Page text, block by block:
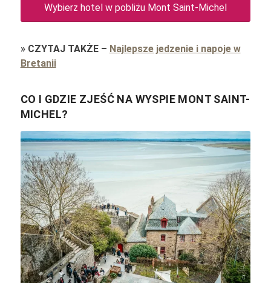
Wybierz hotel w pobliżu Mont Saint-Michel
» CZYTAJ TAKŻE– Najlepsze jedzenie i napoje w
Bretanii
CO I GDZIE ZJEŚĆ NA WYSPIE MONT SAINT-
MICHEL?
Norbu GYACHUNG / unsplash